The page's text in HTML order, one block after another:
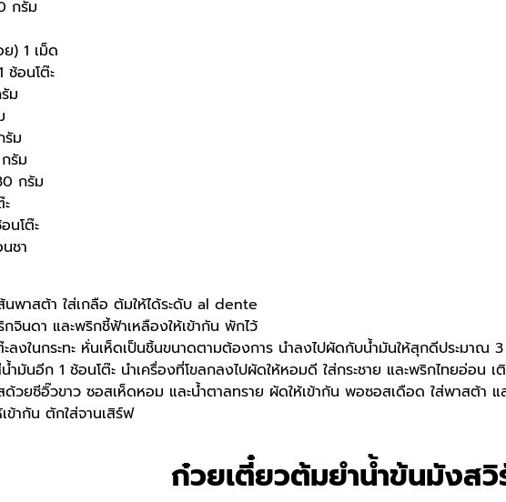
กรัม
) 1 เม็ด
ช้อนโต๊ะ
ม
ม
รัม
กรัม
นโต๊ะ
ชา
พาสต้า ใส่เกลือ ต้มให้ได้ระดับ al dente
กจินดา และพริกชี้ฟ้าเหลืองให้เข้ากัน พักไว้
ลงในกระทะ หั่นเห็ดเป็นชิ้นขนาดตามต้องการ นำลงไปผัดกับน้ำมันให้สุกดีประมาณ
น้ำมันอีก 1 ช้อนโต๊ะ นำเครื่องที่โขลกลงไปผัดให้หอมดี ใส่กระชาย และพริกไทยอ่อน
วยซีอิ๊วขาว ซอสเห็ดหอม และน้ำตาลทราย ผัดให้เข้ากัน พอซอสเดือด ใส่พาสต้า แ
ข้ากัน ตักใส่จานเสิร์ฟ
ก๋วยเตี๋ยวต้มยำน้ำข้นมังส